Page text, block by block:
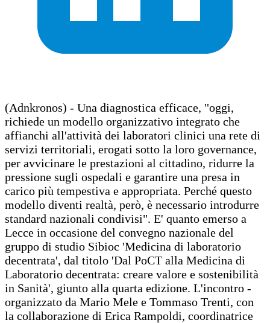
(Adnkronos) - Una diagnostica efficace, "oggi,
richiede un modello organizzativo integrato che
affianchi all'attività dei laboratori clinici una rete di
servizi territoriali, erogati sotto la loro governance,
per avvicinare le prestazioni al cittadino, ridurre la
pressione sugli ospedali e garantire una presa in
carico più tempestiva e appropriata. Perché questo
modello diventi realtà, però, è necessario introdurre
standard nazionali condivisi". E' quanto emerso a
Lecce in occasione del convegno nazionale del
gruppo di studio Sibioc 'Medicina di laboratorio
decentrata', dal titolo 'Dal PoCT alla Medicina di
Laboratorio decentrata: creare valore e sostenibilità
in Sanità', giunto alla quarta edizione. L'incontro -
organizzato da Mario Mele e Tommaso Trenti, con
la collaborazione di Erica Rampoldi, coordinatrice